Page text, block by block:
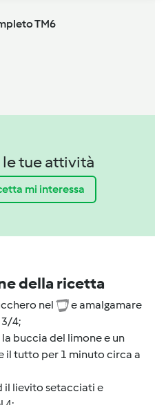
TM6
le tue attività
mi interessa
della ricetta
nel
e amalgamare
4;
buccia del limone e un
il tutto per 1 minuto circa a
il lievito setacciati e